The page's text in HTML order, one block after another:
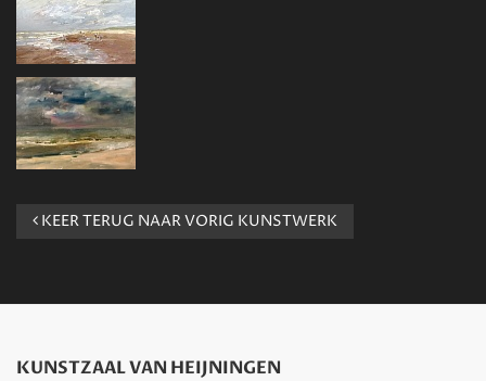
KEER TERUG NAAR VORIG KUNSTWERK
KUNSTZAAL VAN HEIJNINGEN